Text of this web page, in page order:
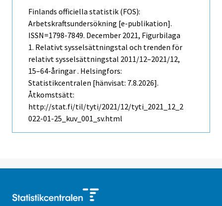
Finlands officiella statistik (FOS):
Arbetskraftsundersökning [e-publikation].
ISSN=1798-7849. December 2021, Figurbilaga
1. Relativt sysselsättningstal och trenden för
relativt sysselsättningstal 2011/12–2021/12,
15–64-åringar . Helsingfors:
Statistikcentralen [hänvisat: 7.8.2026].
Åtkomstsätt:
http://stat.fi/til/tyti/2021/12/tyti_2021_12_2
022-01-25_kuv_001_sv.html